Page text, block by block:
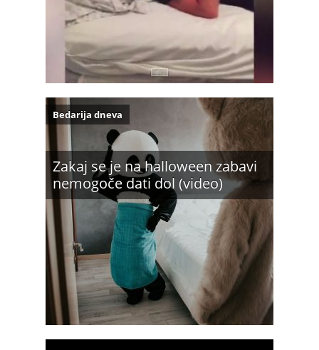
Zakaj se je na halloween zabavi
nemogoče dati dol (video)
Bedarija dneva